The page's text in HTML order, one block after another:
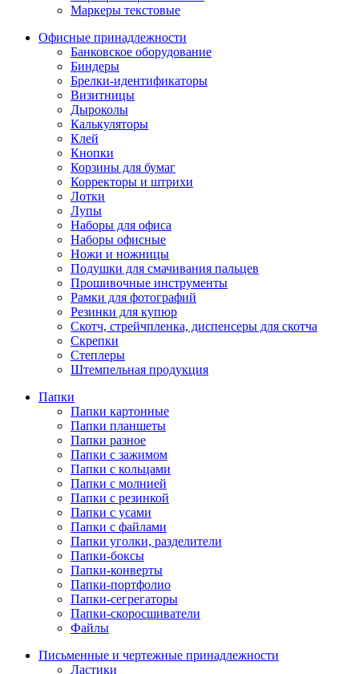
Маркеры текстовые
Офисные принадлежности
Банковское оборудование
Биндеры
Брелки-идентификаторы
Визитницы
Дыроколы
Калькуляторы
Клей
Кнопки
Корзины для бумаг
Корректоры и штрихи
Лотки
Лупы
Наборы для офиса
Наборы офисные
Ножи и ножницы
Подушки для смачивания пальцев
Прошивочные инструменты
Рамки для фотографий
Резинки для купюр
Скотч, стрейчпленка, диспенсеры для скотча
Скрепки
Степлеры
Штемпельная продукция
Папки
Папки картонные
Папки планшеты
Папки разное
Папки с зажимом
Папки с кольцами
Папки с молнией
Папки с резинкой
Папки с усами
Папки с файлами
Папки уголки, разделители
Папки-боксы
Папки-конверты
Папки-портфолио
Папки-сегрегаторы
Папки-скоросшиватели
Файлы
Письменные и чертежные принадлежности
Ластики